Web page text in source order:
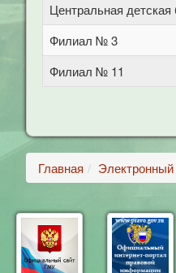
Центральная детская
Филиал № 3
Филиал № 11
Главная Электронный